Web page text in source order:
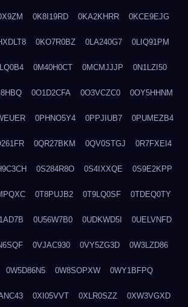
0K8I19RD 0KA2KHRR 0KCE9EJG
0KO7R0BZ 0LA240G7 0LIQ91PM
0M40H0CT 0MCMJJJP 0N1LZI50
0O1D2CFA 0O3VCZC0 0OY5HHNM
0PHNO5Y4 0PPJIUB7 0PUMEZB4
0QR27BKM 0QV0STGJ 0R7FXEI4
0S284R8O 0S4IXXQE 0S9E2KPP
0T8PUJB2 0T9LQ0SF 0TDEQ0TY
0U56W7B0 0UDKWD5I 0UELVNFD
0VJAC930 0VY5ZG3D 0W3LZD86
0W5D86N5 0W8SOPXW 0WY1BFPQ
0XI05VVT 0XLR0SZZ 0XW3VGXD